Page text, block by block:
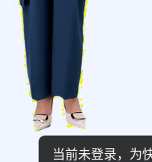
当前未登录，为